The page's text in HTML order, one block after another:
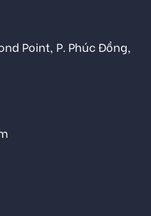
Point, P. Phúc Đồng,